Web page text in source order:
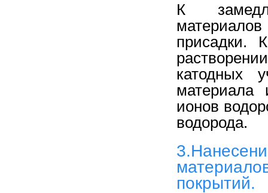
К
присадки.
катодных
материала
ионов
водорода.
покрытий.